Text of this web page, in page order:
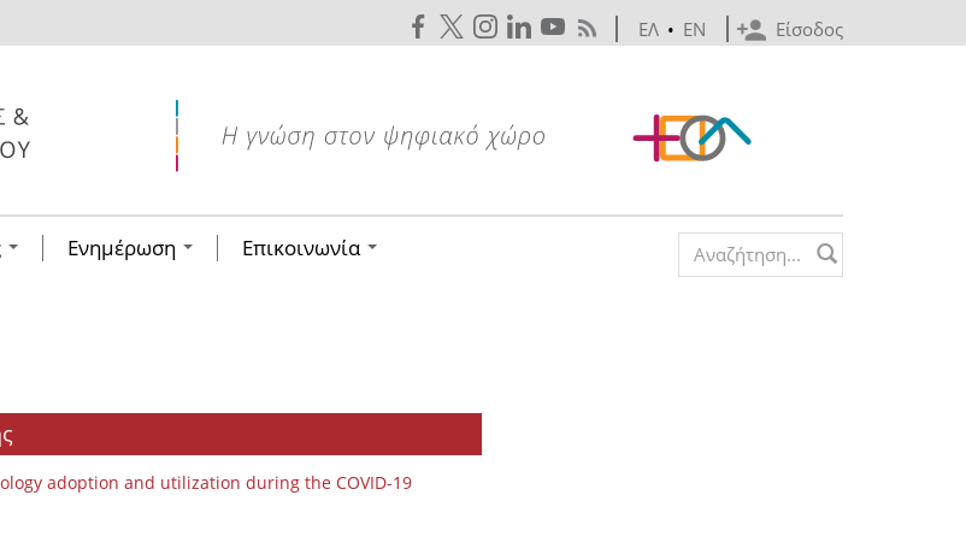
Είσοδος
ΕΛ • EN
Ενημέρωση Επικοινωνία Search form
adoption and utilization during the COVID-19